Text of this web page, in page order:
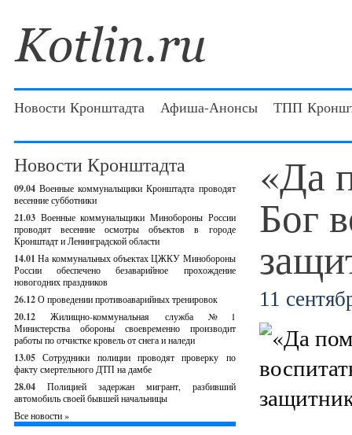
Новости Кронштадта Афиша-Анонсы ТПП
Новости Кронштадта
09.04 Военные коммунальщики Кронштадта проводят
весенние субботники
21.03 Военные коммунальщики Минобороны России
проводят весенние осмотры объектов в городе
Кронштадт и Ленинградской области
14.01 На коммунальных объектах ЦЖКУ Минобороны
России обеспечено безаварийное прохождение
новогодних праздников
26.12О проведении противоаварийных тренировок
20.12
Жилищно-коммунальная служба №1
Министерства обороны своевременно производит
работы по отчистке кровель от снега и наледи
13.05 Сотрудники полиции проводят проверку по
факту смертельного ДТП на дамбе
28.04
Полицией задержан мигрант, разбивший
автомобиль своей бывшей начальницы
Все новости »
«Да
Бог
11